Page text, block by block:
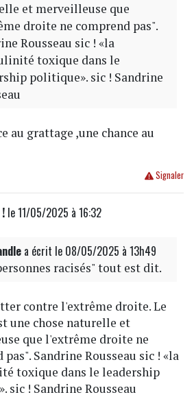
et merveilleuse que
droite ne comprend pas".
Rousseau sic ! «la
toxique dans le
politique». sic ! Sandrine
au grattage ,une chance au
Signaler
le 11/05/2025 à 16:32
a écrit le 08/05/2025 à 13h49
racisés" tout est dit.
contre l'extrême droite. Le
une chose naturelle et
que l'extrême droite ne
pas". Sandrine Rousseau sic ! «la
toxique dans le leadership
sic ! Sandrine Rousseau